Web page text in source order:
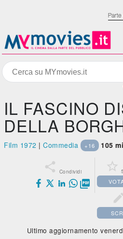
IL FASCINO
DELLA
Film 1972 |Commedia +16 105
 Condividi



Ultimo aggiornamento